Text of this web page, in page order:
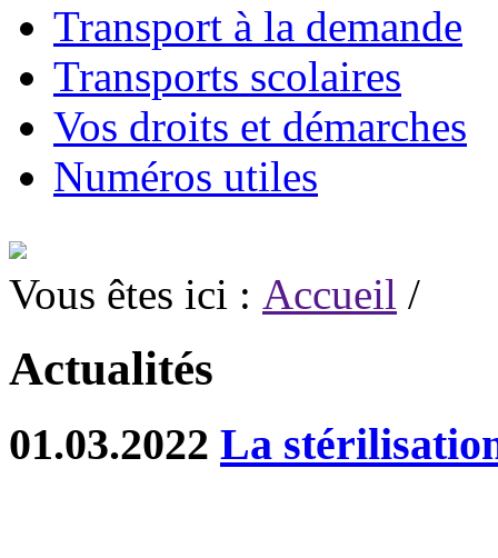
Transport à la demande
Transports scolaires
Vos droits et démarches
Numéros utiles
Vous êtes ici : Accueil /
Actualités
01.03.2022 La